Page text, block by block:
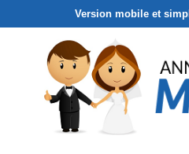
Version mobile et